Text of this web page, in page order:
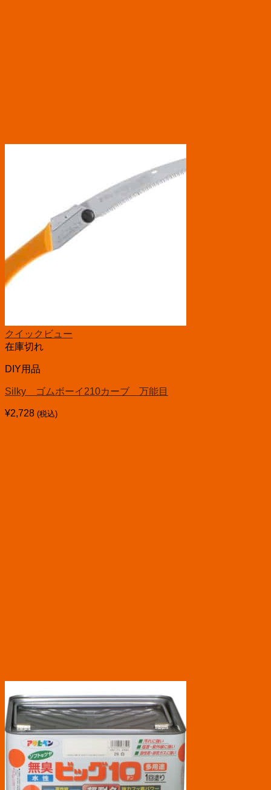
クイックビュー
在庫切れ
DIY用品
Silky ゴムボーイ210カーブ 万能目
¥2,728 (税込)